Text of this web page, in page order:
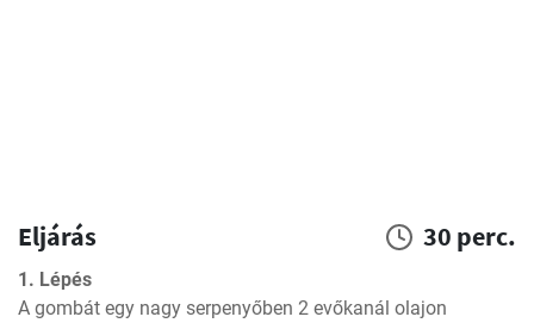
Eljárás 30 perc.
1. Lépés
A gombát egy nagy serpenyőben 2 evőkanál olajon